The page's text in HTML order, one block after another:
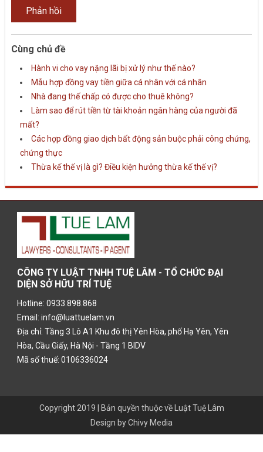
Cùng chủ đề
Hành vi cho vay nặng lãi bị xử lý như thế nào?
Mẫu hợp đồng vay tiền giữa cá nhân với cá nhân
Nhà đang thế chấp có được cho thuê không?
Làm sao để rút tiền từ tài khoản ngân hàng của người đã
mất?
Các hợp đồng giao dịch bất động sản buộc phải công chứng,
chứng thực
Thừa kế thế vị là gì? Điều kiện hưởng thừa kế thế vị?
CÔNG TY LUẬT TNHH TUỆ LÂM - TỔ CHỨC ĐẠI
DIỆN SỞ HỮU TRÍ TUỆ
Hotline: 0933.898.868
Email: info@luattuelam.vn
Địa chỉ: Tầng 3 Lô A1 Khu đô thị Yên Hòa, phố Hạ Yên, Yên
Hòa, Cầu Giấy, Hà Nội - Tầng 1 BIDV
Mã số thuế: 0106336024
Copyright 2019 | Bản quyền thuộc vềLuật Tuệ Lâm
Design byChivy Media